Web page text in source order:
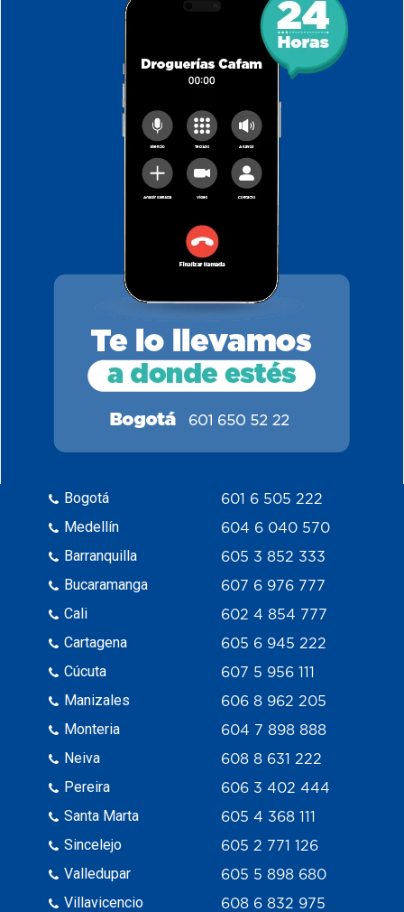
Bogotá
Medellín
Barranquilla
Bucaramanga
Cali
Cartagena
Cúcuta
Manizales
Monteria
Neiva
Pereira
Santa Marta
Sincelejo
Valledupar
Villavicencio
601 6 505 222
604 6 040 570
605 3 852 333
607 6 976 777
602 4 854 777
605 6 945 222
607 5 956 111
606 8 962 205
604 7 898 888
608 8 631 222
606 3 402 444
605 4 368 111
605 2 771 126
605 5 898 680
608 6 832 975